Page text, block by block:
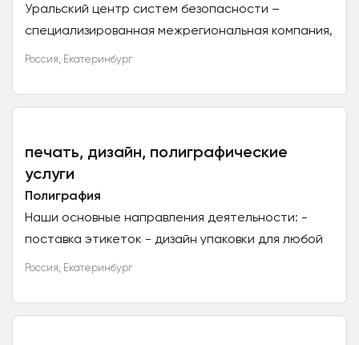
Уральский центр систем безопасности –
специализированная межрегиональная компания,
эксперт в области информационной
проектирования, разработки, внедрения и...
Россия, Екатеринбург
печать, дизайн, полиграфические
услуги
Полиграфия
Наши основные направления деятельности: -
поставка этикеток - дизайн упаковки для любой
продукции - разработка буклетов, брошюр,
разработка...
Россия, Екатеринбург